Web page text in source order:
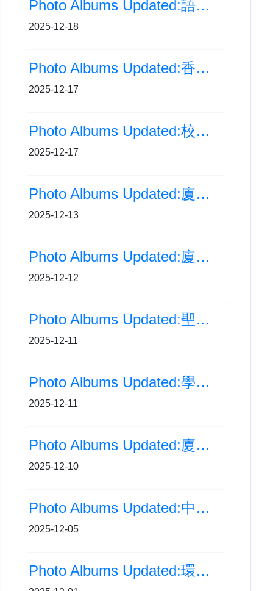
Photo Albums Updated:語文教育及研究常務委員會(語常會)-英語大聯盟課堂活動
2025-12-18
Photo Albums Updated:香港視覺藝術教育節2025視藝展
2025-12-17
Photo Albums Updated:校園聖詩獻唱
2025-12-17
Photo Albums Updated:廈門交流團(Day4)
2025-12-13
Photo Albums Updated:廈門交流之旅(Day3)
2025-12-12
Photo Albums Updated:聖誕佈道會
2025-12-11
Photo Albums Updated:學校相片更新:廈門交流團(Day 2)
2025-12-11
Photo Albums Updated:廈門交流之旅(Day 1)
2025-12-10
Photo Albums Updated:中文周
2025-12-05
Photo Albums Updated:環保風紀清潔海灘活動